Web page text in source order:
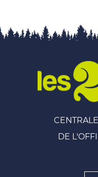
DE